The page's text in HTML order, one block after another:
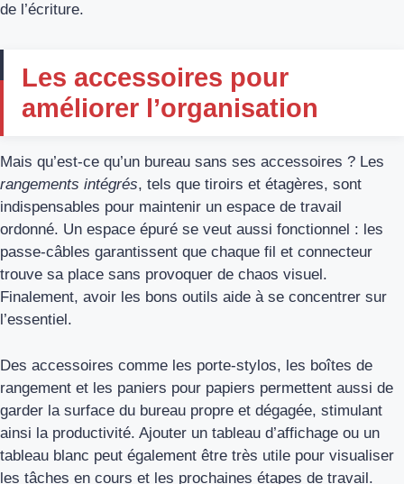
de l’écriture.
Les accessoires pour
améliorer l’organisation
Mais qu’est-ce qu’un bureau sans ses accessoires ? Les
rangements intégrés, tels que tiroirs et étagères, sont
indispensables pour maintenir un espace de travail
ordonné. Un espace épuré se veut aussi fonctionnel : les
passe-câbles garantissent que chaque fil et connecteur
trouve sa place sans provoquer de chaos visuel.
Finalement, avoir les bons outils aide à se concentrer sur
l’essentiel.
Des accessoires comme les porte-stylos, les boîtes de
rangement et les paniers pour papiers permettent aussi de
garder la surface du bureau propre et dégagée, stimulant
ainsi la productivité. Ajouter un tableau d’affichage ou un
tableau blanc peut également être très utile pour visualiser
les tâches en cours et les prochaines étapes de travail.